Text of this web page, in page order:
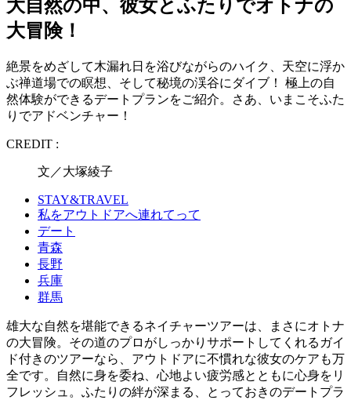
大自然の中、彼女とふたりでオトナの
大冒険！
絶景をめざして木漏れ日を浴びながらのハイク、天空に浮か
ぶ禅道場での瞑想、そして秘境の渓谷にダイブ！ 極上の自
然体験ができるデートプランをご紹介。さあ、いまこそふた
りでアドベンチャー！
CREDIT :
文／大塚綾子
STAY&TRAVEL
私をアウトドアへ連れてって
デート
青森
長野
兵庫
群馬
雄大な自然を堪能できるネイチャーツアーは、まさにオトナ
の大冒険。その道のプロがしっかりサポートしてくれるガイ
ド付きのツアーなら、アウトドアに不慣れな彼女のケアも万
全です。自然に身を委ね、心地よい疲労感とともに心身をリ
フレッシュ。ふたりの絆が深まる、とっておきのデートプラ